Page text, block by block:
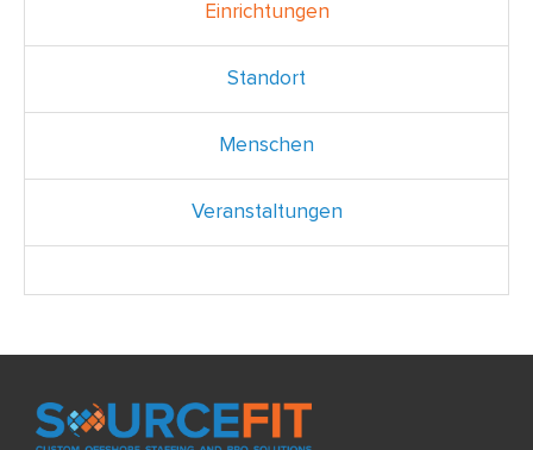
Einrichtungen
Standort
Menschen
Veranstaltungen